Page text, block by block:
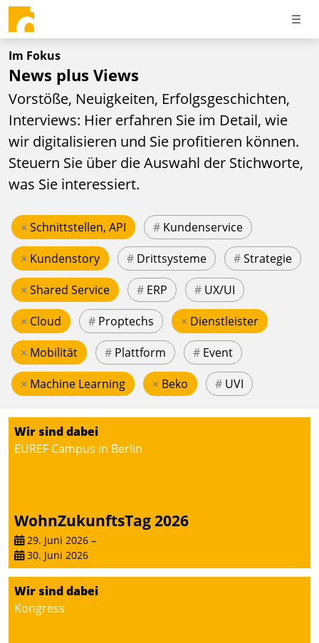
Im Fokus
News plus Views
Vorstöße, Neuigkeiten, Erfolgsgeschichten,
Interviews: Hier erfahren Sie im Detail, wie
wir digitalisieren und Sie profitieren können.
Steuern Sie über die Auswahl der Stichworte,
was Sie interessiert.
× Schnittstellen, API # Kundenservice
× Kundenstory # Drittsysteme #Strategie
× Shared Service # ERP # UX/UI
× Cloud # Proptechs × Dienstleister
× Mobilität # Plattform # Event
× Machine Learning × Beko # UVI
Wir sind dabei
EUREF Campus in Berlin
WohnZukunftsTag 2026
29. Juni 2026 –
30. Juni 2026
Wir sind dabei
Kongress